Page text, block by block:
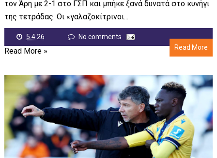
τον Άρη με 2-1 στο ΓΣΠ και μπήκε ξανά δυνατά στο κυνήγι
της τετράδας. Οι «γαλαζοκίτρινοι...
5.4.26
No comments
Read More
Read More »